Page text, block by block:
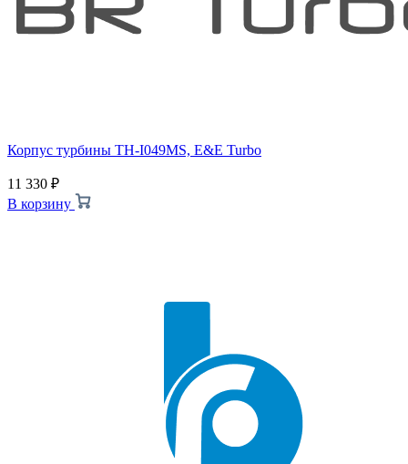
Корпус турбины TH-I049MS, E&E Turbo
11 330 ₽
В корзину